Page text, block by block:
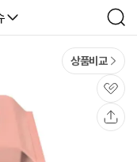
검
색
상품비교
관
심